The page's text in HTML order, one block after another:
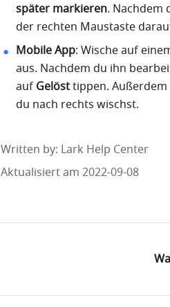
später markieren. Nachdem
der rechten Maustaste
Mobile App: Wische auf
aus. Nachdem du ihn
auf Gelöst tippen.
du nach rechts wischst.
Written by: Lark Help Center
Aktualisiert am 2022-09-08